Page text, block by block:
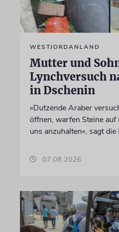
WESTJORDANLAND
Mutter und
Lynchversuch
in Dschenin
»Dutzende Araber
öffnen, warfen Steine
uns anzuhalten«, sagt die
07.08.2026